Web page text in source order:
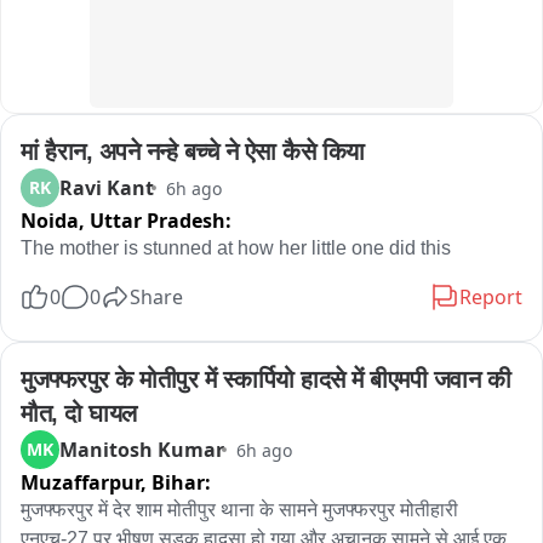
मां हैरान, अपने नन्हे बच्चे ने ऐसा कैसे किया
RK Ravi Kant 6h ago
Noida, Uttar Pradesh:
The mother is stunned at how her little one did this
0 0 Share Report
मुजफ्फरपुर के मोतीपुर में स्कार्पियो हादसे में बीएमपी जवान की
मौत, दो घायल
MK Manitosh Kumar 6h ago
Muzaffarpur, Bihar:
मुजफ्फरपुर में देर शाम मोतीपुर थाना के सामने मुजफ्फरपुर मोतीहारी